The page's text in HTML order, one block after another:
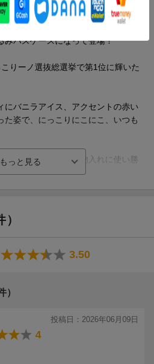
みパスケースになって登場！
りーノ選抜総選挙で第1位に輝いた
にバニラアイス、アクセントの赤い
た姿で、にっこりにこにこ、いつも
、チャック付きで小物入れに使い勝
も収納できます。
読み応え満点！
楽しめる内容になっています。
3.50
）
投稿日：2026年06月09日
4